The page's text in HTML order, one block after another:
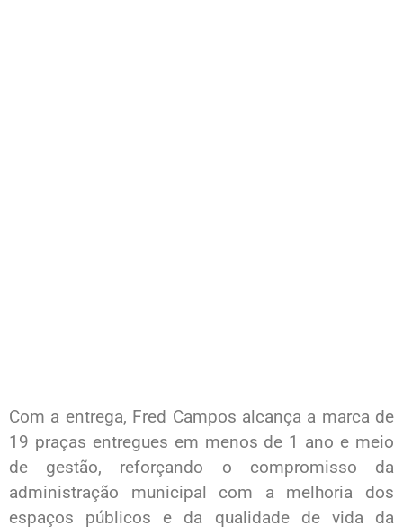
Com a entrega, Fred Campos alcança a marca de
19 praças entregues em menos de 1 ano e meio
de gestão, reforçando o compromisso da
administração municipal com a melhoria dos
espaços públicos e da qualidade de vida da